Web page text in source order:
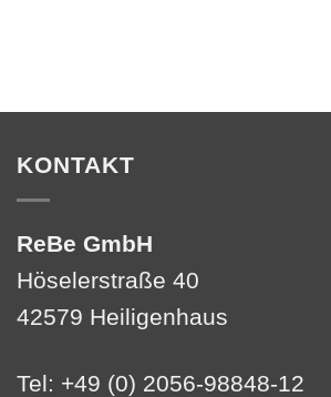
KONTAKT
ReBe GmbH
Höselerstraße 40
42579 Heiligenhaus
Tel: +49 (0) 2056-98848-12